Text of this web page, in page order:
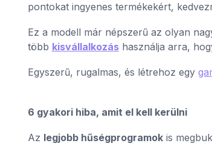
pontokat ingyenes termékekért,
Ez a modell már népszerű az olyan
több kisvállalkozáshasználja arra,
Egyszerű, rugalmas, és létrehoz egy
6 gyakori hiba, amit el kell kerülni
Az legjobb hűségprogramokis